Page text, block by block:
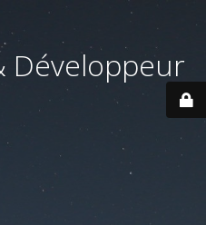
Développeur